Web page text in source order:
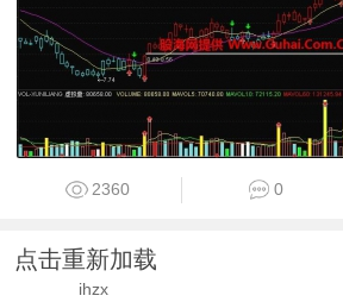
2360 0
点击重新加载
ihzx